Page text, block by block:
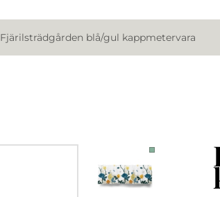
Fjärilsträdgården blå/gul kappmetervara